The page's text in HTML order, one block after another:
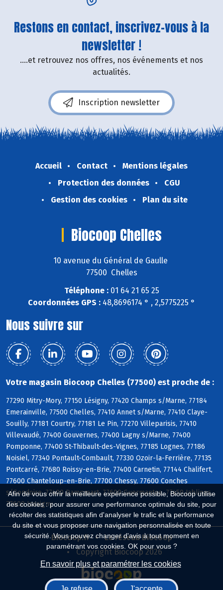
Afin de vous offrir la meilleure expérience possible, Biocoop utilise
des cookies : pour assurer une performance optimale du site, pour
récolter des statistiques afin d'analyser le trafic et la performance
du site et vous proposer une navigation personnalisée en toute
sécurité. Vous pouvez changer d'avis à tout moment en
paramétrant vos cookies. OK pour vous ?
En savoir plus et paramétrer les cookies
Restons en contact, inscrivez-vous à la
newsletter !
....et retrouvez nos offres, nos événements et nos
actualités.
Inscription newsletter
Accueil Contact
Mentions légales
Protection des données
CGU
Gestion des cookies
Plan du site
Biocoop Chelles
10 avenue du Général de Gaulle
77500 Chelles
Téléphone :01 64 21 65 25
Coordonnées GPS : 48,8696174 ° , 2,5775225 °
Nous suivre sur
Votre magasin Biocoop Chelles (77500) est proche de :
77290 Mitry-Mory, 77150 Lésigny, 77420 Champs s/Marne, 77184
Emerainville, 77500 Chelles, 77410 Annet s/Marne, 77410 Claye-
Souilly, 77181 Courtry, 77181 Le Pin, 77270 Villeparisis, 77410
Villevaudé, 77400 Gouvernes, 77400 Lagny s/Marne, 77400
Pomponne, 77400 St-Thibault-des-Vignes, 77185 Lognes, 77186
Noisiel, 77340 Pontault-Combault, 77330 Ozoir-la-Ferrière, 77135
Pontcarré, 77680 Roissy-en-Brie, 77400 Carnetin, 77144 Chalifert,
77600 Chanteloup-en-Brie, 77700 Chessy, 77600 Conches
s/Gondoire, 77400 Dampmart, 77600 Guermantes, 77450 Jablines,
77600 Jossigny
Biocoop.fr
Le réseau Biocoop
Copyright Biocoop 2026